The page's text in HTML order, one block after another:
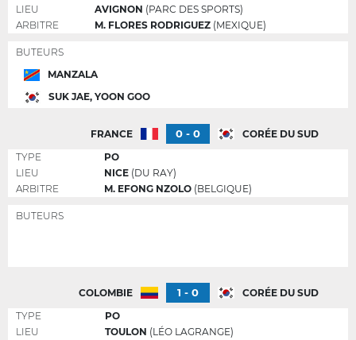
LIEU
AVIGNON (PARC DES SPORTS)
ARBITRE
M. FLORES RODRIGUEZ (MEXIQUE)
BUTEURS
MANZALA
SUK JAE, YOON GOO
FRANCE 0 - 0
CORÉE DU SUD
TYPE
PO
LIEU
NICE (DU RAY)
ARBITRE
M. EFONG NZOLO (BELGIQUE)
BUTEURS
COLOMBIE 1 - 0
CORÉE DU SUD
TYPE
PO
LIEU
TOULON (LÉO LAGRANGE)